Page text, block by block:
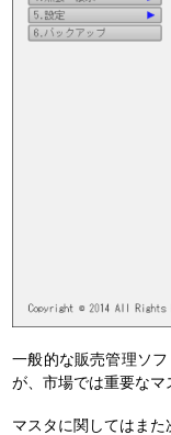
一般的な販売管理ソ
が、市場では重要なマ
マスタに関してはまた